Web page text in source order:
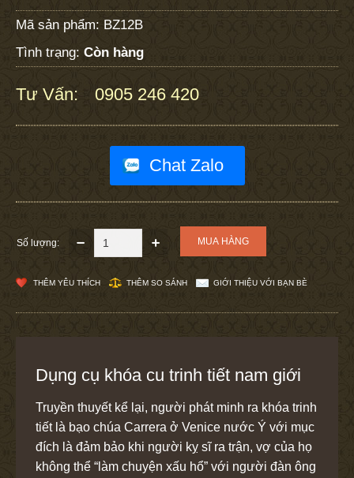
Mã sản phẩm: BZ12B
Tình trạng: Còn hàng
Tư Vấn: 0905 246 420
Chat Zalo
Số lượng:
THÊM YÊU THÍCH THÊM SO SÁNH GIỚI THIỆU VỚI BẠN BÈ
Dụng cụ khóa cu trinh tiết nam giới
Truyền thuyết kể lại, người phát minh ra khóa trinh
tiết là bạo chúa Carrera ở Venice nước Ý với mục
đích là đảm bảo khi người kỵ sĩ ra trận, vợ của họ
không thể “làm chuyện xấu hổ” với người đàn ông